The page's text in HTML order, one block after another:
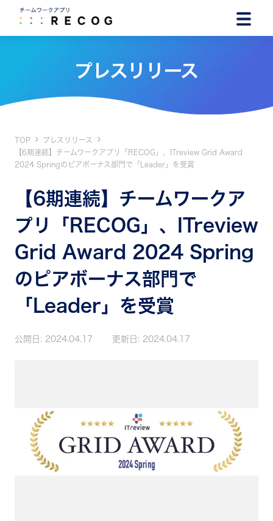
プレスリリース
TOP
プレスリリース
【6期連続】チームワークアプリ「RECOG」、ITreview Grid Award
2024 Springのピアボーナス部門で「Leader」を受賞
【6期連続】チームワークア
プリ「RECOG」、ITreview
Grid Award 2024 Spring
のピアボーナス部門で
「Leader」を受賞
公開日: 2024.04.17 更新日: 2024.04.17